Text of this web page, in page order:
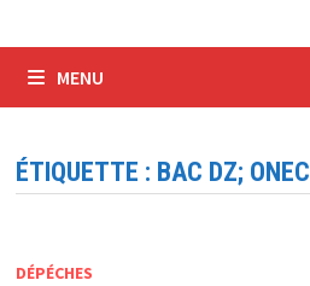
MENU
ÉTIQUETTE : BAC DZ; ONEC
DÉPÉCHES